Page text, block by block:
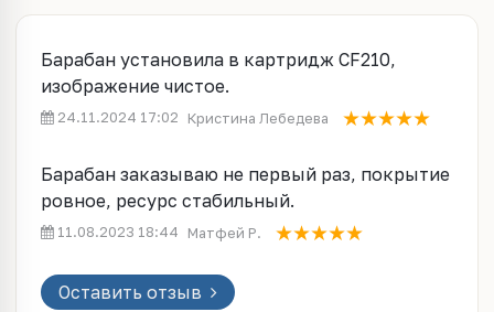
Барабан установила в картридж CF210,
изображение чистое.
24.11.2024 17:02 Кристина Лебедева
Барабан заказываю не первый раз, покрытие
ровное, ресурс стабильный.
11.08.2023 18:44 Матфей Р.
Оставить отзыв